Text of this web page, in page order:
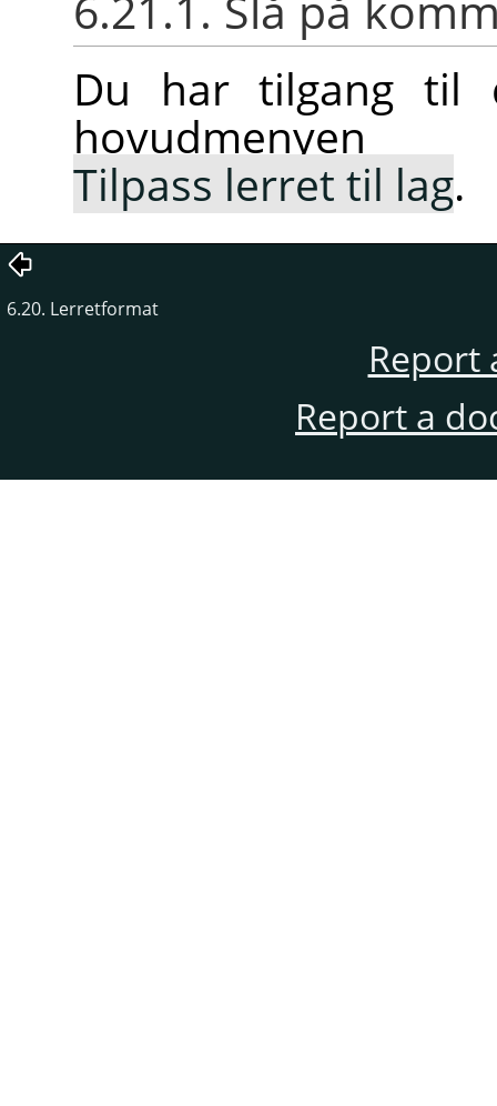
Du har tilgang til
Tilpass lerret til lag.
6.20. Lerretformat
Report
Report a